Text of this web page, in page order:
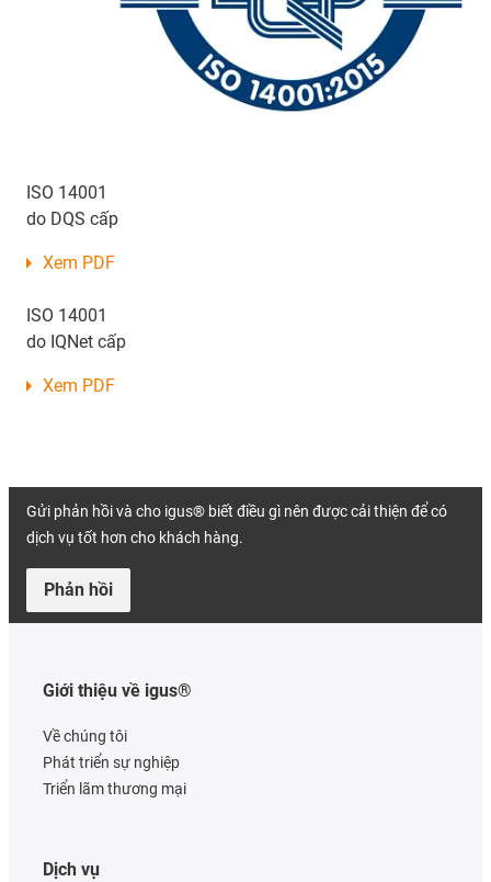
ISO 14001
do DQS cấp
Xem PDF
ISO 14001
do IQNet cấp
Xem PDF
Gửi phản hồi và cho igus® biết điều gì nên được cải thiện để có
dịch vụ tốt hơn cho khách hàng.
Phản hồi
Giới thiệu về igus®
Về chúng tôi
Phát triển sự nghiệp
Triển lãm thương mại
Dịch vụ